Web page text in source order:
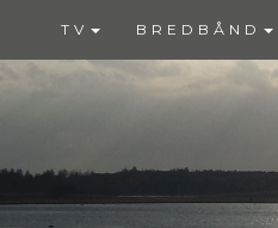
TV BREDBÅND